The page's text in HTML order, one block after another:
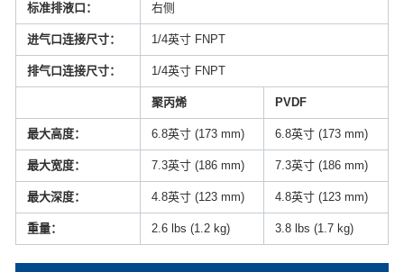
标准排液口： 右侧
进气口连接尺寸： 1/4英寸 FNPT
排气口连接尺寸： 1/4英寸 FNPT
聚丙烯 PVDF
最大高度： 6.8英寸 (173 mm) 6.8英寸 (173 mm)
最大宽度： 7.3英寸 (186 mm) 7.3英寸 (186 mm)
最大深度： 4.8英寸 (123 mm) 4.8英寸 (123 mm)
重量： 2.6 lbs (1.2 kg) 3.8 lbs (1.7 kg)